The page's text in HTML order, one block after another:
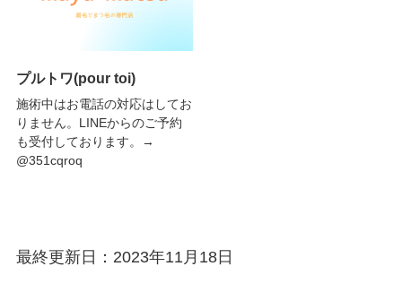
プルトワ(pour toi)
施術中はお電話の対応はしてお
りません。LINEからのご予約
も受付しております。→
@351cqroq
最終更新日：2023年11月18日